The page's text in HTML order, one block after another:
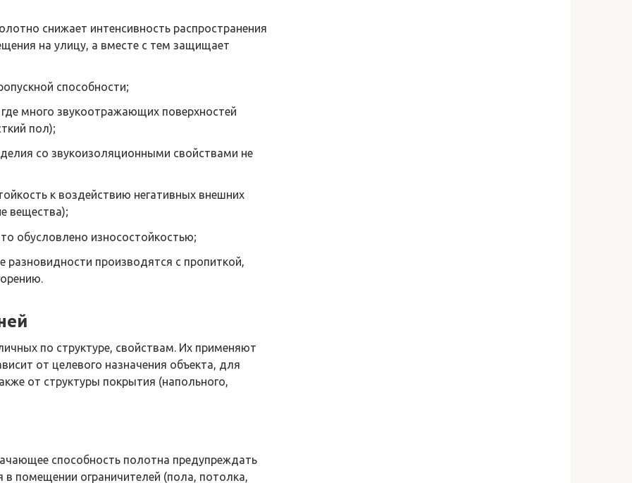
снижает интенсивность распространения
на улицу, а вместе с тем защищает
способности;
много звукоотражающих поверхностей
пол);
со звукоизоляционными свойствами не
к воздействию негативных внешних
вещества);
обусловлено износостойкостью;
производятся с пропиткой,
по структуре, свойствам. Их применяют
от целевого назначения объекта, для
от структуры покрытия (напольного,
способность полотна предупреждать
в помещении ограничителей (пола, потолка,